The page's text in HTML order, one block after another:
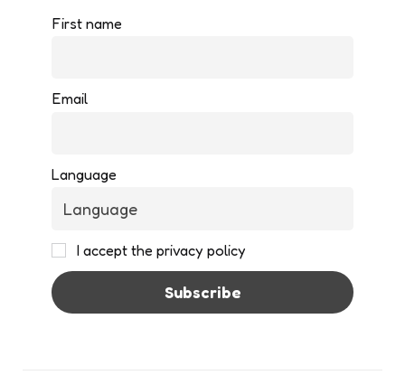
First name
Email
Language
I accept the privacy policy